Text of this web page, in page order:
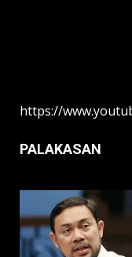
https://
PALAKASAN